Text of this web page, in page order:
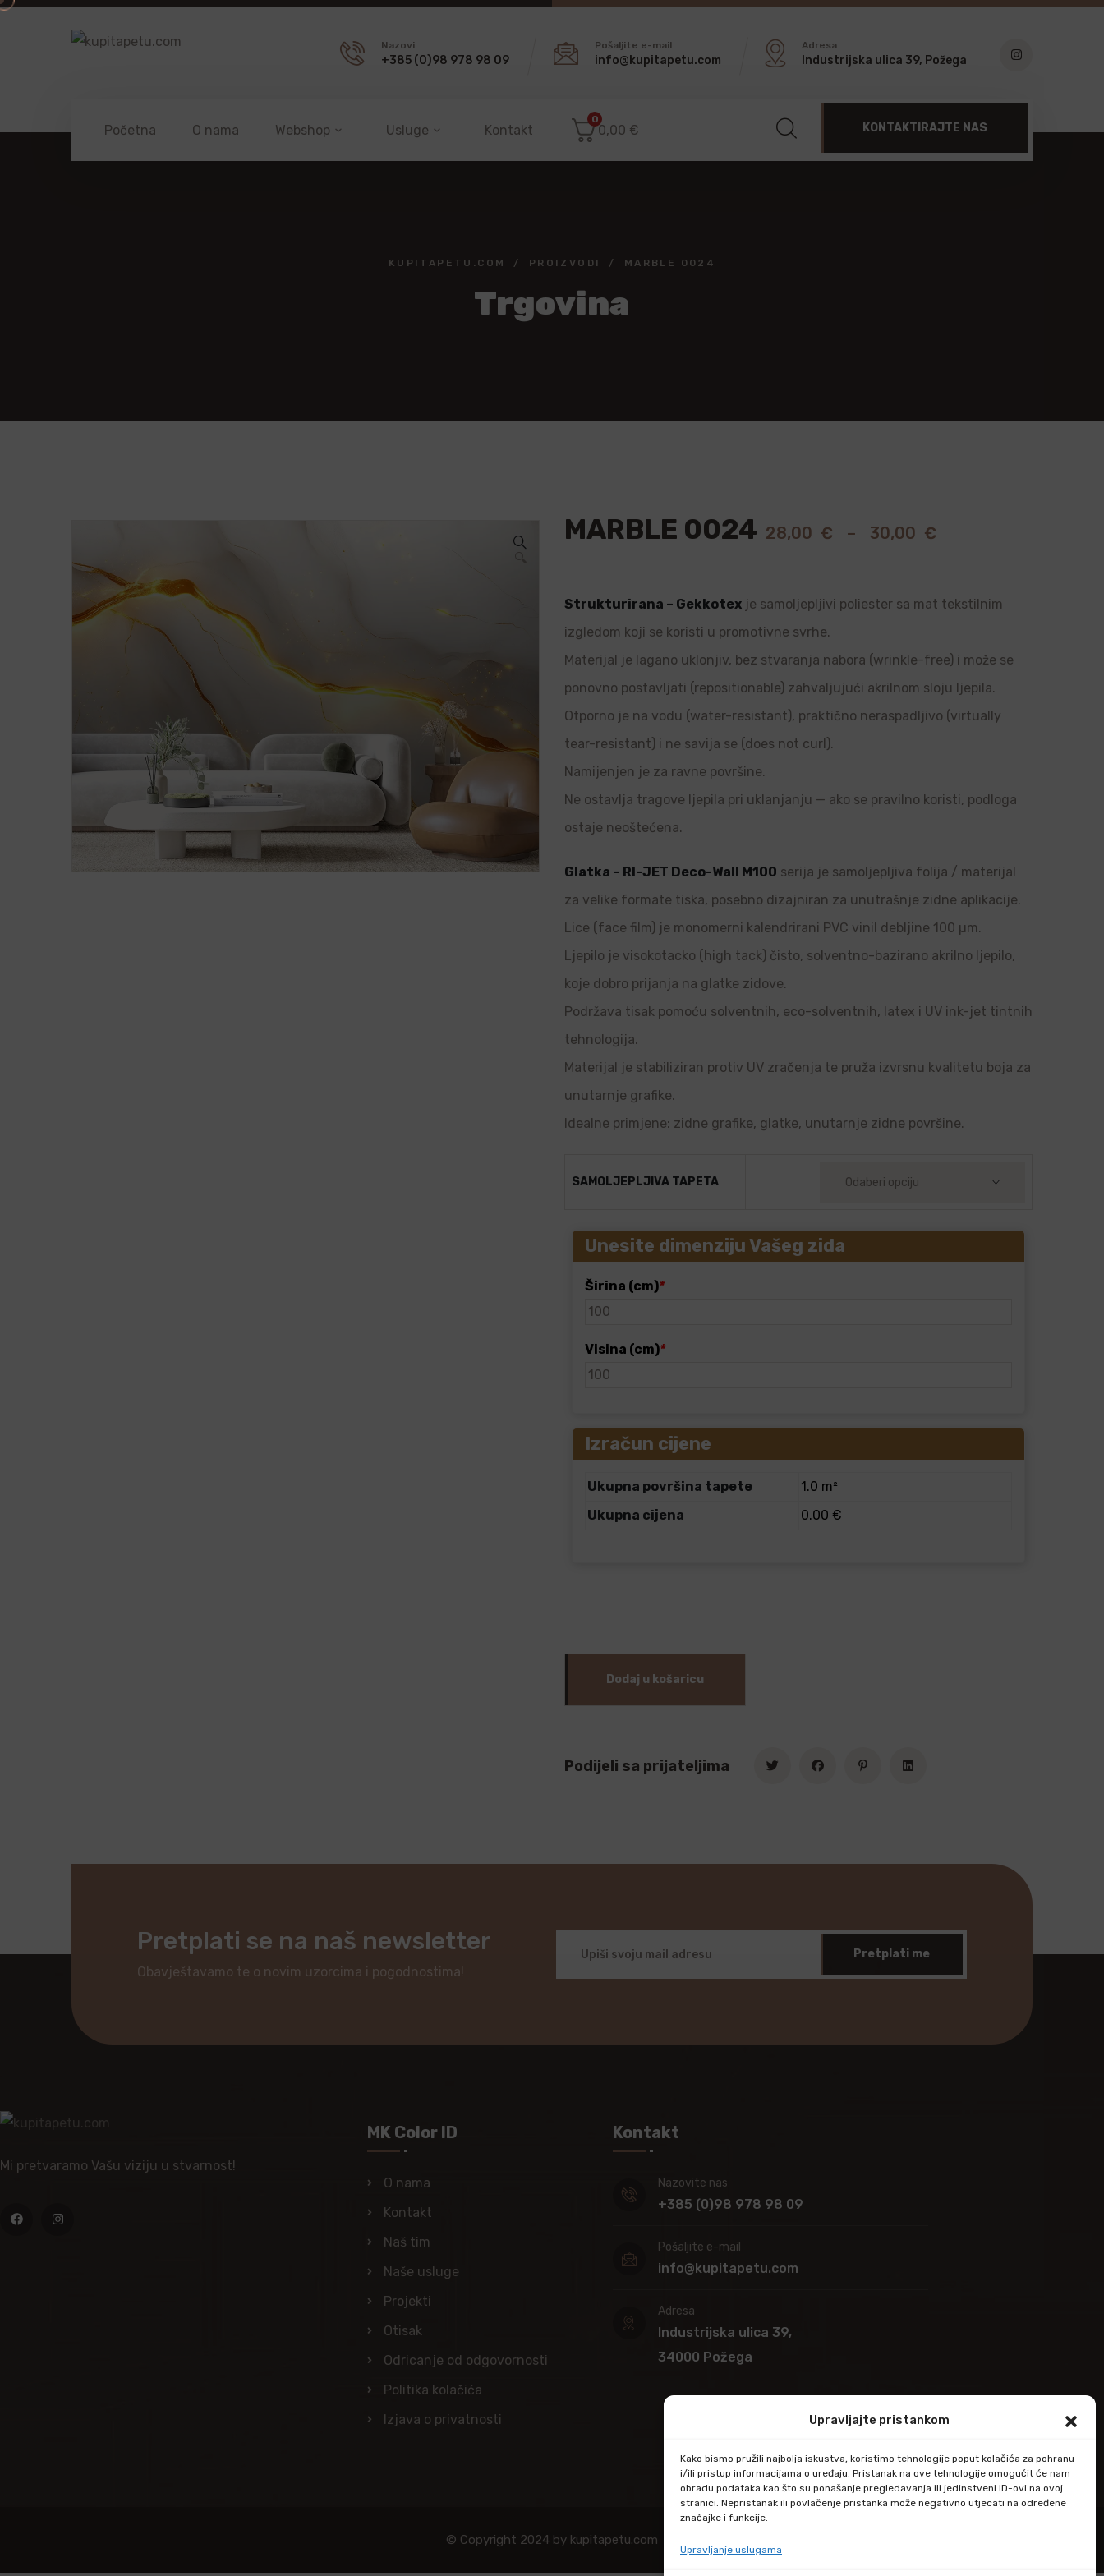
Upravljajte pristankom
Kako bismo pružili najbolja iskustva, koristimo tehnologije poput kolačića za pohranu
i/ili pristup informacijama o uređaju. Pristanak na ove tehnologije omogućit će nam
obradu podataka kao što su ponašanje pregledavanja ili jedinstveni ID-ovi na ovoj
stranici. Nepristanak ili povlačenje pristanka može negativno utjecati na određene
značajke i funkcije.
Upravljanje uslugama
Nazovi
+385 (0)98 978 98 09
Pošaljite e-mail
info@kupitapetu.com
Adresa
Industrijska ulica 39, Požega
Početna O nama Webshop Usluge Kontakt
0
0,00 € KONTAKTIRAJTE NAS
KUPITAPETU.COM PROIZVODI MARBLE 0024
Trgovina
MARBLE 0024 28,00 € – 30,00 €
Strukturirana – Gekkotex je samoljepljivi poliester sa mat tekstilnim
izgledom koji se koristi u promotivne svrhe.
Materijal je lagano uklonjiv, bez stvaranja nabora (wrinkle-free) i može se
ponovno postavljati (repositionable) zahvaljujući akrilnom sloju ljepila.
Otporno je na vodu (water-resistant), praktično neraspadljivo (virtually
tear-resistant) i ne savija se (does not curl).
Namijenjen je za ravne površine.
Ne ostavlja tragove ljepila pri uklanjanju — ako se pravilno koristi, podloga
ostaje neoštećena.
Glatka – RI-JET Deco-Wall M100 serija je samoljepljiva folija / materijal
za velike formate tiska, posebno dizajniran za unutrašnje zidne aplikacije.
Lice (face film) je monomerni kalendrirani PVC vinil debljine 100 µm.
Ljepilo je visokotacko (high tack) čisto, solventno-bazirano akrilno ljepilo,
koje dobro prijanja na glatke zidove.
Podržava tisak pomoću solventnih, eco-solventnih, latex i UV ink-jet tintnih
tehnologija.
Materijal je stabiliziran protiv UV zračenja te pruža izvrsnu kvalitetu boja za
unutarnje grafike.
Idealne primjene: zidne grafike, glatke, unutarnje zidne površine.
SAMOLJEPLJIVA TAPETA
Unesite dimenziju Vašeg zida
Širina (cm)*
Visina (cm)*
Izračun cijene
Ukupna površina tapete
1.0 m²
Ukupna cijena
0.00 €
Dodaj u košaricu
Podijeli sa prijateljima
Pretplati se na naš newsletter
Obavještavamo te o novim uzorcima i pogodnostima!
Pretplati me
Mi pretvaramo Vašu viziju u stvarnost!
MK Color ID
O nama
Kontakt
Naš tim
Naše usluge
Projekti
Otisak
Odricanje od odgovornosti
Politika kolačića
Izjava o privatnosti
Kontakt
Nazovite nas
+385 (0)98 978 98 09
Pošaljite e-mail
info@kupitapetu.com
Adresa
Industrijska ulica 39,
34000 Požega
© Copyright 2024 by kupitapetu.com